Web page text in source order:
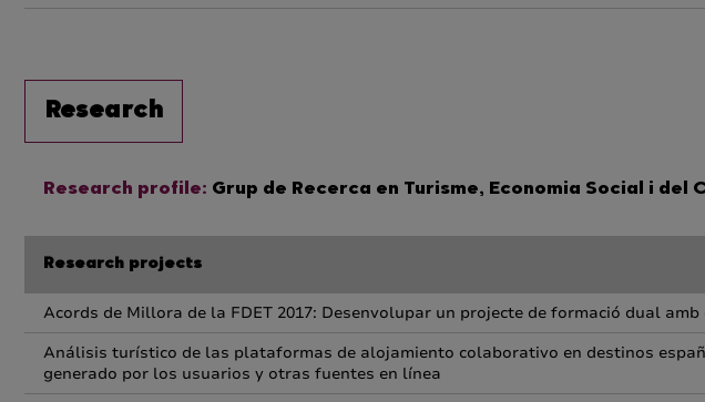
Research
Research profile: Grup de Recerca en Turisme, Economia Social i del
Research projects
Acords de Millora de la FDET 2017: Desenvolupar un projecte de formació dual
Análisis turístico de las plataformas de alojamiento colaborativo en destinos
generado por los usuarios y otras fuentes en línea